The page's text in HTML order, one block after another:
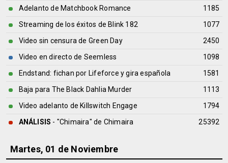
Adelanto de Matchbook Romance
1185
Streaming de los éxitos de Blink 182
1077
Video sin censura de Green Day
2450
Video en directo de Seemless
1098
Endstand: fichan por Lifeforce y gira española
1581
Baja para The Black Dahlia Murder
1113
Video adelanto de Killswitch Engage
1794
ANÁLISIS - "Chimaira" de Chimaira 25392
Martes, 01 de Noviembre